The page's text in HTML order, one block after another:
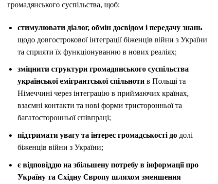
громадянського суспільства, щоб:
стимулювати діалог, обмін досвідом і передачу знань
щодо довгострокової інтеграції біженців війни з України
та сприяти їх функціонуванню в нових реаліях;
зміцнити структури громадянського суспільства
української емігрантської спільнотив Польщі та
Німеччині через інтеграцію в приймаючих країнах,
взаємні контакти та нові форми тристоронньої та
багатосторонньої співпраці;
підтримати увагу та інтерес громадськості додолі
біженців війни з України;
є відповіддю на збільшену потребу в інформації про
Україну та Східну Європу шляхом зменшення